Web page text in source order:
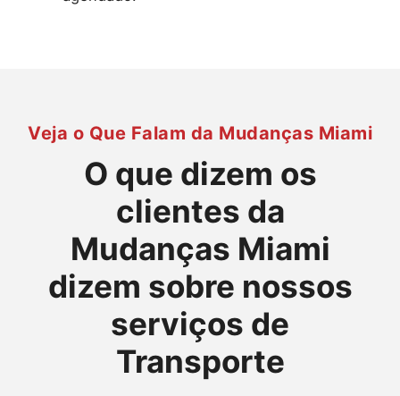
Veja o Que Falam da Mudanças Miami
O que dizem os
clientes da
Mudanças Miami
dizem sobre nossos
serviços de
Transporte